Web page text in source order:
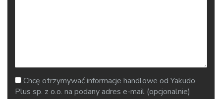
Chcę otrzymywać informacje handlowe od Yakudo
Plus sp. z o.o. na podany adres e-mail (opcjonalnie)